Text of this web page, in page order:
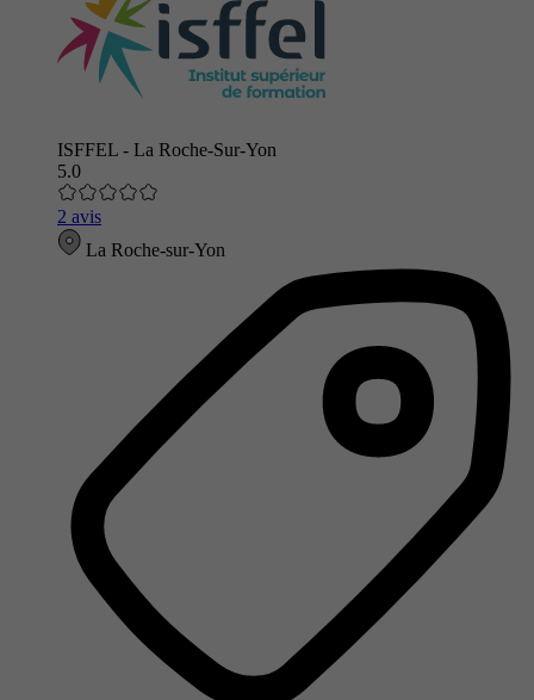
ISFFEL - La Roche-Sur-Yon
5.0
2 avis
La Roche-sur-Yon